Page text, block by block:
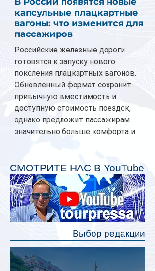
капсульные плацкартные
вагоны: что изменится для
пассажиров
Российские железные дороги
готовятся к запуску нового
поколения плацкартных вагонов.
Обновленный формат сохранит
привычную вместимость и
доступную стоимость поездок,
однако предложит пассажирам
значительно больше комфорта и
планируется начать в 2027 году.
Одним из главных нововведений
станут индивидуальные шторки у
каждого спального места. Они
позволят пассажирам закрыть свою
полку во время сна или отдыха,
СМОТРИТЕ НАС В YouTube
Выбор редакции